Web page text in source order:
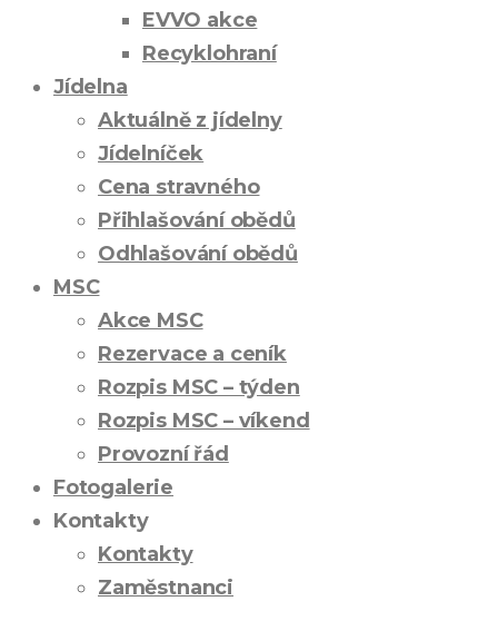
EVVO akce
Recyklohraní
Jídelna
Aktuálně z jídelny
Jídelníček
Cena stravného
Přihlašování obědů
Odhlašování obědů
MSC
Akce MSC
Rezervace a ceník
Rozpis MSC – týden
Rozpis MSC – víkend
Provozní řád
Fotogalerie
Kontakty
Kontakty
Zaměstnanci